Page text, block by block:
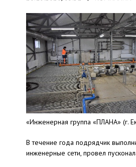
«Инженерная группа «ПЛАНА» (г.
В течение года подрядчик
инженерные сети, провел